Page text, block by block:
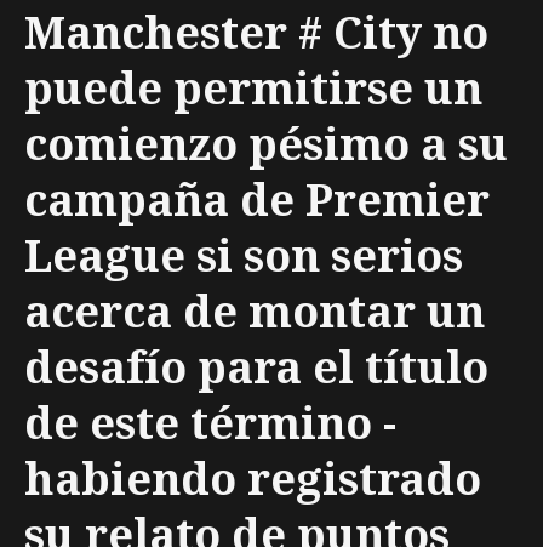
Manchester # City no
puede permitirse un
comienzo pésimo a su
campaña de Premier
League si son serios
acerca de montar un
desafío para el título
de este término -
habiendo registrado
su relato de puntos